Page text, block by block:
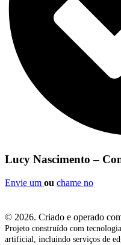
Lucy Nascimento –
Envie um ou chame no
© 2026. Criado e operado
Projeto construído com
artificial, incluindo serviços de